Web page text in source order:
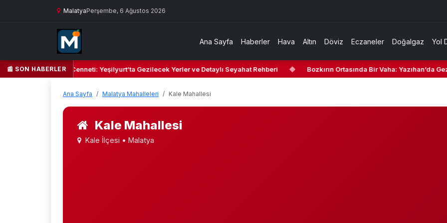
MalatyaPerşembe, 6 Ağustos 2026
Ana Sayfa Haberler Hava Altın Döviz Eczaneler Doğalgaz Yol
📰 SON HABERLER
Kalbi ve Kültür Cenneti: Yeşilyurt’ta Gezilecek Yerler ve Detaylı Seyahat Rehberi ◆ Bozkırın Ortasında Bir Vaha: Yazıhan’da
Ana Sayfa Malatya Mahalleleri Kale Mahallesi
Kale Mahallesi
Kale İlçesi • Malatya